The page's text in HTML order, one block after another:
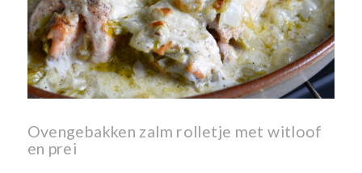
Ovengebakken zalm rolletje met witloof
en prei